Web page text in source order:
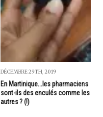
DÉCEMBRE 29TH, 2019
En Martinique...les pharmaciens
sont-ils des enculés comme les
autres ? (!)